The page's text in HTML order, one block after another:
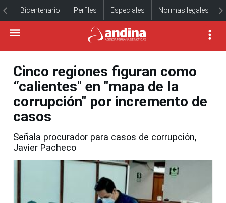
Bicentenario Perfiles Especiales Normas legales
Cinco regiones figuran como
“calientes" en "mapa de la
corrupción" por incremento de
casos
Señala procurador para casos de corrupción,
Javier Pacheco